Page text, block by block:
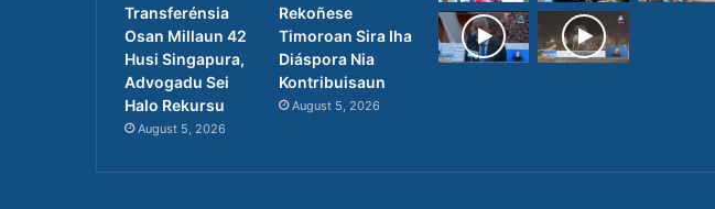
Transferénsia
Osan Millaun 42
Husi Singapura,
Advogadu Sei
Halo Rekursu
August 5, 2026
Rekoñese
Timoroan Sira Iha
Diáspora Nia
Kontribuisaun
August 5, 2026